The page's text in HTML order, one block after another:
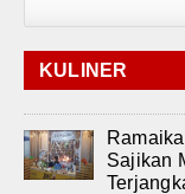
KULINER
Sajikan